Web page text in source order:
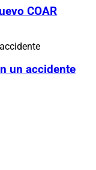
COAR
un accidente